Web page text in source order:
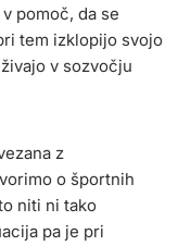
pomoč, da se
tem izklopijo svojo
v sozvočju
z
o športnih
niti ni tako
pa je pri